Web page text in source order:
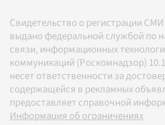
Свидетельство о регистрации
выдано федеральной службой по
связи, информационных
коммуникаций (Роскомнадзор)
несет ответственности за
содержащейся в рекламных
предоставляет справочной
Информация об ограничениях